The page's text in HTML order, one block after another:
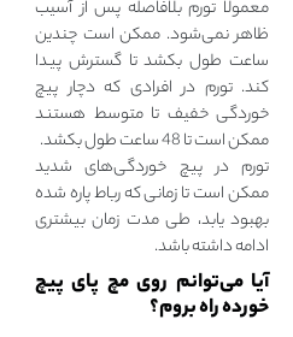
معمولا تورم بلافاصله پس از آسیب
ظاهر نمی‌شود. ممکن است چندین
ساعت طول بکشد تا گسترش پیدا
کند. تورم در افرادی که دچار پیچ
خوردگی خفیف تا متوسط ​هستند
ممکن است تا 48 ساعت طول بکشد.
تورم در پیچ خوردگی‌های شدید
ممکن است تا زمانی که رباط پاره شده
بهبود یابد، طی مدت زمان بیشتری
ادامه داشته باشد.
آیا می‌توانم روی مچ پای پیچ
خورده راه بروم؟